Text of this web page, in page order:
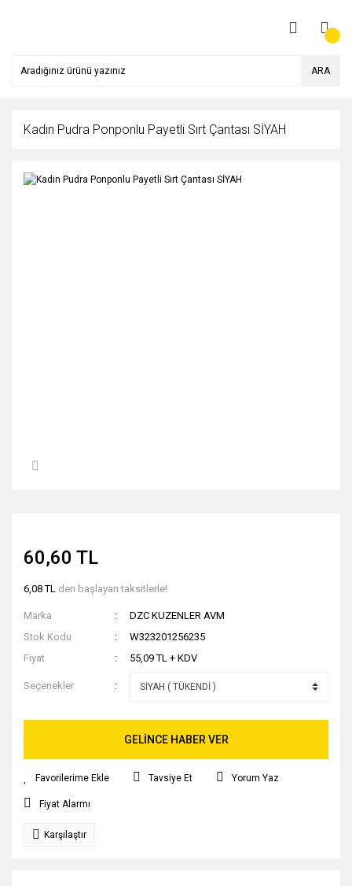
ARA
Kadın Pudra Ponponlu Payetli Sırt Çantası SİYAH
60,60 TL
6,08 TL den başlayan taksitlerle!
Marka
DZC KUZENLER AVM
Stok Kodu
W323201256235
Fiyat
55,09 TL + KDV
Seçenekler
GELİNCE HABER VER
Tavsiye Et Yorum Yaz
Fiyat Alarmı
Karşılaştır